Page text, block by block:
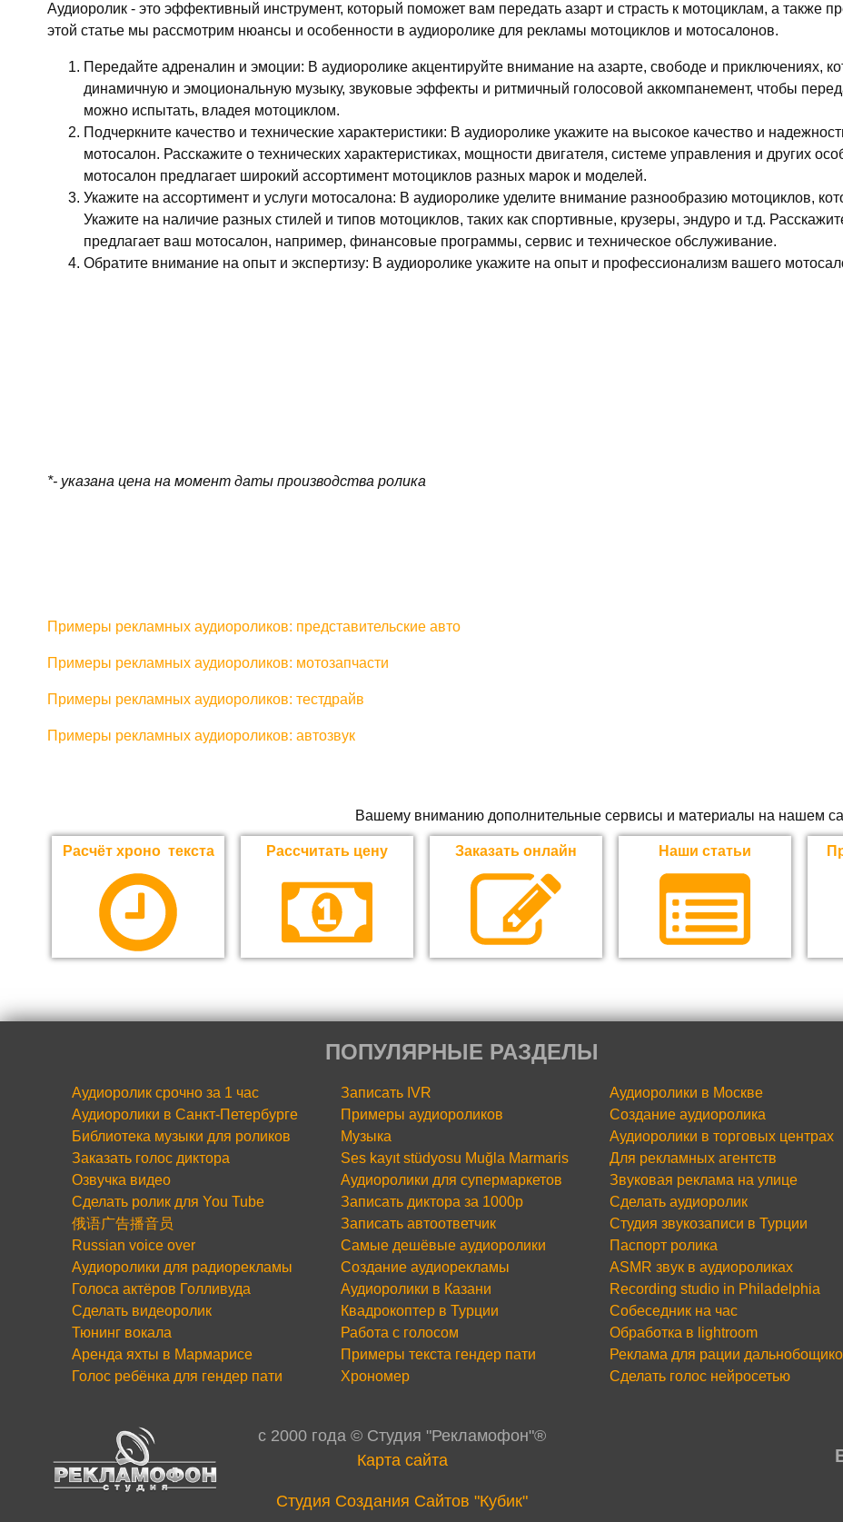
Аудиоролик - это эффективный инструмент, который поможет вам передать азарт и страсть к мотоциклам, а также
этой статье мы рассмотрим нюансы и особенности в аудиоролике для рекламы мотоциклов и мотосалонов.
Передайте адреналин и эмоции: В аудиоролике акцентируйте внимание на азарте, свободе и приключениях,
динамичную и эмоциональную музыку, звуковые эффекты и ритмичный голосовой аккомпанемент, чтобы
можно испытать, владея мотоциклом.
Подчеркните качество и технические характеристики: В аудиоролике укажите на высокое качество и
мотосалон. Расскажите о технических характеристиках, мощности двигателя, системе управления и других
мотосалон предлагает широкий ассортимент мотоциклов разных марок и моделей.
Укажите на ассортимент и услуги мотосалона: В аудиоролике уделите внимание разнообразию мотоциклов,
Укажите на наличие разных стилей и типов мотоциклов, таких как спортивные, крузеры, эндуро и т.д.
предлагает ваш мотосалон, например, финансовые программы, сервис и техническое обслуживание.
Обратите внимание на опыт и экспертизу: В аудиоролике укажите на опыт и профессионализм вашего
*- указана цена на момент даты производства ролика
Примеры рекламных аудиороликов: представительские авто
Примеры рекламных аудиороликов: мотозапчасти
Примеры рекламных аудиороликов: тестдрайв
Примеры рекламных аудиороликов: автозвук
Вашему вниманию дополнительные сервисы и материалы на нашем
Расчёт хроно текста Рассчитать цену Заказать онлайн Наши статьи
ПОПУЛЯРНЫЕ РАЗДЕЛЫ
Аудиоролик срочно за 1 час
Аудиоролики в Санкт-Петербурге
Библиотека музыки для роликов
Заказать голос диктора
Озвучка видео
Сделать ролик для You Tube
俄语广告播音员
Russian voice over
Аудиоролики для радиорекламы
Голоса актёров Голливуда
Сделать видеоролик
Тюнинг вокала
Аренда яхты в Мармарисе
Голос ребёнка для гендер пати
Записать IVR
Примеры аудиороликов
Музыка
Ses kayıt stüdyosu Muğla Marmaris
Аудиоролики для супермаркетов
Записать диктора за 1000р
Записать автоответчик
Самые дешёвые аудиоролики
Создание аудиорекламы
Аудиоролики в Казани
Квадрокоптер в Турции
Работа с голосом
Примеры текста гендер пати
Хрономер
Аудиоролики в Москве
Создание аудиоролика
Аудиоролики в торговых центрах
Для рекламных агентств
Звуковая реклама на улице
Сделать аудиоролик
Студия звукозаписи в Турции
Паспорт ролика
ASMR звук в аудиороликах
Recording studio in Philadelphia
Собеседник на час
Обработка в lightroom
Реклама для рации
Сделать голос нейросетью
c 2000 года © Студия "Рекламофон"®
Карта сайта
Cтудия Создания Сайтов "Кубик"